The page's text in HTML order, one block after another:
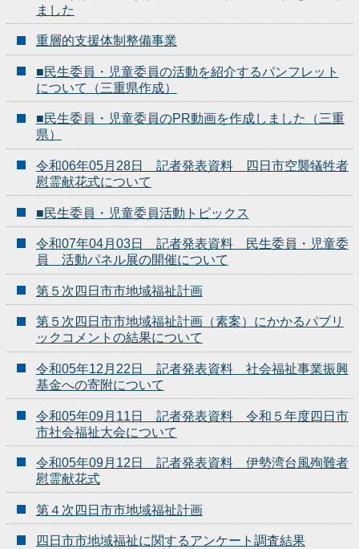
ました
重層的支援体制整備事業
■民生委員・児童委員の活動を紹介するパンフレット
について（三重県作成）
■民生委員・児童委員のPR動画を作成しました（三重
県）
令和06年05月28日 記者発表資料 四日市空襲犠牲者
慰霊献花式について
■民生委員・児童委員活動トピックス
令和07年04月03日 記者発表資料 民生委員・児童委
員 活動パネル展の開催について
第５次四日市市地域福祉計画
第５次四日市市地域福祉計画（素案）にかかるパブリ
ックコメントの結果について
令和05年12月22日 記者発表資料 社会福祉事業振興
基金への寄附について
令和05年09月11日 記者発表資料 令和５年度四日市
市社会福祉大会について
令和05年09月12日 記者発表資料 伊勢湾台風殉難者
慰霊献花式
第４次四日市市地域福祉計画
四日市市地域福祉に関するアンケート調査結果